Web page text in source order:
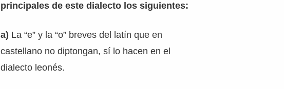
principales de este dialecto los siguientes:
a) La “e” y la “o” breves del latín que en
castellano no diptongan, sí lo hacen en el
dialecto leonés.